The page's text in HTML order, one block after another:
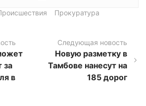
Прокуратура
за
в
Следующая новость
Новую разметку в
Тамбове нанесут на
185 дорог